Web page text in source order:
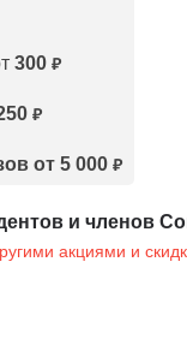
300 ₽
₽
от 5 000₽
и членов
акциями и